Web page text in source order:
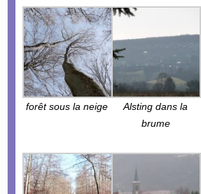
forêt sous la neige
Alsting dans la
brume